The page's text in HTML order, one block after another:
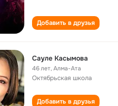
Добавить в друзья
Сауле Касымова
46 лет,Алма-Ата
Октябрьская школа
Добавить в друзья